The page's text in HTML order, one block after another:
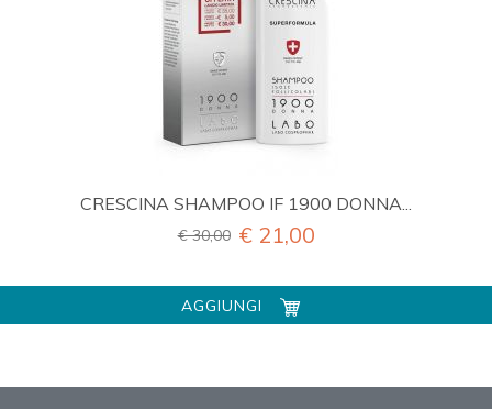
CRESCINA SHAMPOO IF 1900 DONNA...
€ 30,00 € 21,00
AGGIUNGI